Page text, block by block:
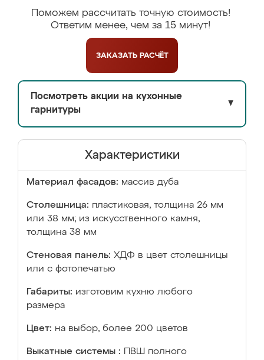
Поможем рассчитать точную стоимость!
Ответим менее, чем за 15 минут!
ЗАКАЗАТЬ РАСЧЁТ
Посмотреть акции на кухонные
гарнитуры
▼
Характеристики
Материал фасадов: массив дуба
Столешница: пластиковая, толщина 26 мм
или 38 мм; из искусственного камня,
толщина 38 мм
Стеновая панель: ХДФ в цвет столешницы
или с фотопечатью
Габариты: изготовим кухню любого
размера
Цвет: на выбор, более 200 цветов
Выкатные системы :
ПВШ полного